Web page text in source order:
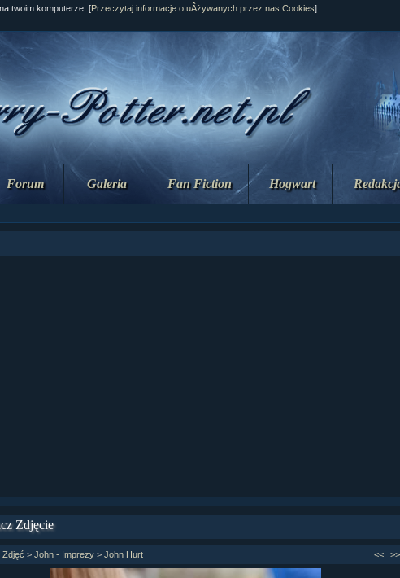
Forum Galeria Fan Fiction Hogwart
twoim komputerze. [Przeczytaj informacje o uÂżywanych przez nas Cookies].
Zdjęcie
Zdjęć > John - Imprezy> John Hurt << >>